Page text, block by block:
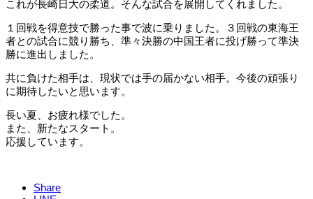
これが長崎日大の柔道。そんな試合を展開してくれました。
１回戦を得意技で勝った事で波に乗りました。３回戦の東海王
者との試合に競り勝ち、準々決勝の中国王者に投げ勝って準決
勝に進出しました。
共に負けた相手は、現状では手の届かない相手。今後の頑張り
に期待したいと思います。
長い夏、お疲れ様でした。
また、新たなスタート。
応援しています。
Share